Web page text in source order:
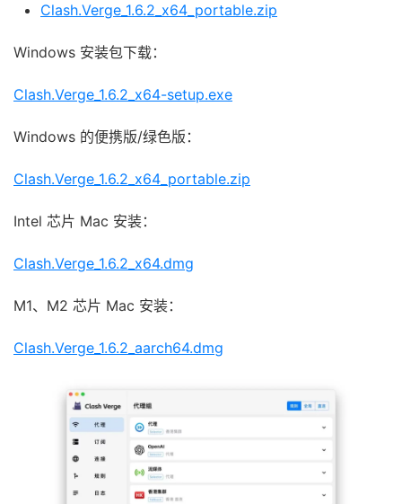
Clash.Verge_1.6.2_x64_portable.zip
Windows 安装包下载：
Clash.Verge_1.6.2_x64-setup.exe
Windows 的便携版/绿色版：
Clash.Verge_1.6.2_x64_portable.zip
Intel 芯片 Mac 安装：
Clash.Verge_1.6.2_x64.dmg
M1、M2 芯片 Mac 安装：
Clash.Verge_1.6.2_aarch64.dmg